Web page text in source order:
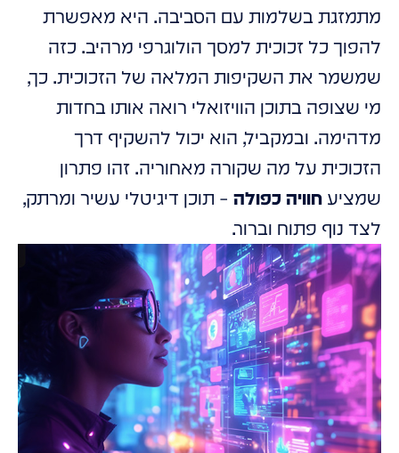
מתמזגת בשלמות עם הסביבה. היא מאפשרת
להפוך כל זכוכית למסך הולוגרפי מרהיב. כזה
שמשמר את השקיפות המלאה של הזכוכית. כך,
מי שצופה בתוכן הוויזואלי רואה אותו בחדות
מדהימה. ובמקביל, הוא יכול להשקיף דרך
הזכוכית על מה שקורה מאחוריה. זהו פתרון
שמציע חוויה כפולה – תוכן דיגיטלי עשיר ומרתק,
לצד נוף פתוח וברור.